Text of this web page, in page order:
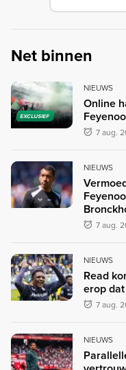
Net binnen
EXCLUSIEF
NIEUWS
Online
7 aug.
NIEUWS
7 aug.
NIEUWS
Read
erop
7 aug.
NIEUWS